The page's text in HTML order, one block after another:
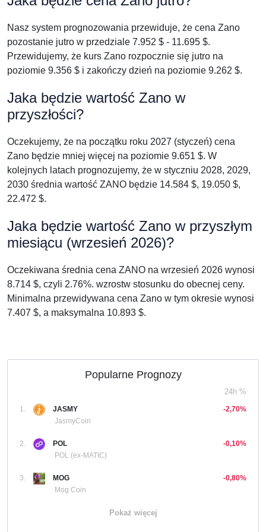
Nasz system prognozowania przewiduje, że cena Zano
pozostanie jutro w przedziale 7.952 $ - 11.695 $.
Przewidujemy, że kurs Zano rozpocznie się jutro na
poziomie 9.356 $ i zakończy dzień na poziomie 9.262 $.
Jaka będzie wartość Zano w
przyszłości?
Oczekujemy, że na początku roku 2027 (styczeń) cena
Zano będzie mniej więcej na poziomie 9.651 $. W
kolejnych latach prognozujemy, że w styczniu 2028, 2029,
2030 średnia wartość ZANO będzie 14.584 $, 19.050 $,
22.472 $.
Jaka będzie wartość Zano w przyszłym
miesiącu (wrzesień 2026)?
Oczekiwana średnia cena ZANO na wrzesień 2026 wynosi
8.714 $, czyli 2.76%. wzrostw stosunku do obecnej ceny.
Minimalna przewidywana cena Zano w tym okresie wynosi
7.407 $, a maksymalna 10.893 $.
Popularne Prognozy
24h %
1.
JASMY
JasmyCoin
-2,70%
2.
POL
POL (ex-MATIC)
-0,10%
3.
MOG
Mog Coin
-0,80%
Pokaż więcej